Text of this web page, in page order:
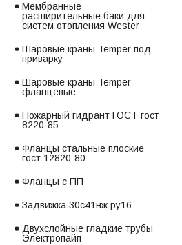
Мембранные
расширительные баки для
систем отопления Wester
Шаровые краны Temper под
приварку
Шаровые краны Temper
фланцевые
Пожарный гидрант ГОСТ гост
8220-85
Фланцы стальные плоские
гост 12820-80
Фланцы с ПП
Задвижка 30с41нж ру16
Двухслойные гладкие трубы
Электропайп